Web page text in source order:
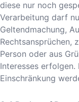
diese nur noch
Verarbeitung darf
Geltendmachung,
Rechtsansprüchen,
Person oder aus
Interesses erfolgen.
Einschränkung